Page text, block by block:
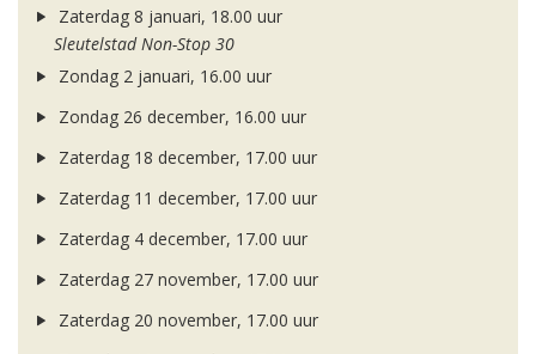
Zaterdag 8 januari, 18.00 uur
Sleutelstad Non-Stop 30
Zondag 2 januari, 16.00 uur
Zondag 26 december, 16.00 uur
Zaterdag 18 december, 17.00 uur
Zaterdag 11 december, 17.00 uur
Zaterdag 4 december, 17.00 uur
Zaterdag 27 november, 17.00 uur
Zaterdag 20 november, 17.00 uur